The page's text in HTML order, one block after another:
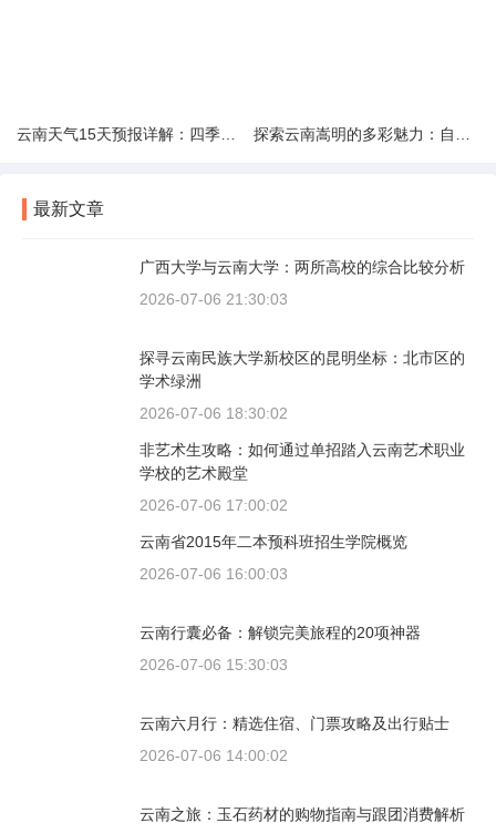
最新文章
广西大学与云南大学：两所高校的综合比较分析
2026-07-06 21:30:03
探寻云南民族大学新校区的昆明坐标：北市区的
学术绿洲
2026-07-06 18:30:02
非艺术生攻略：如何通过单招踏入云南艺术职业
学校的艺术殿堂
2026-07-06 17:00:02
云南省2015年二本预科班招生学院概览
2026-07-06 16:00:03
云南行囊必备：解锁完美旅程的20项神器
2026-07-06 15:30:03
云南六月行：精选住宿、门票攻略及出行贴士
2026-07-06 14:00:02
云南之旅：玉石药材的购物指南与跟团消费解析